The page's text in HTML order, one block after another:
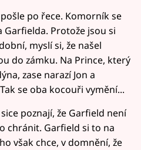
po řece. Komorník se
Garfielda. Protože jsou si
myslí si, že našel
do zámku. Na Prince, který
zase narazí Jon a
se oba kocouři vymění...
poznají, že Garfield není
chránit. Garfield si to na
však chce, v domnění, že